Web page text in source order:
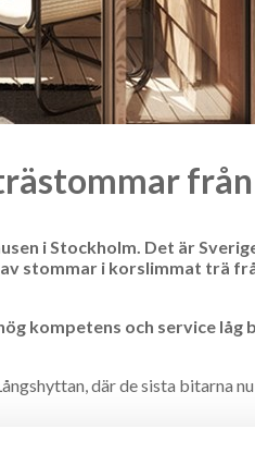
i Stockholm. Det är
stommar i korslimmat trä
kompetens och service låg
där de sista bitarna